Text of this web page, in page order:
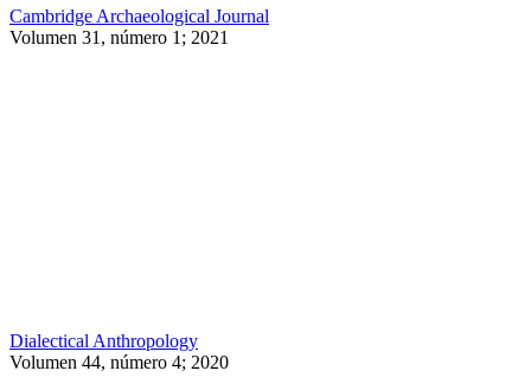
Cambridge Archaeological Journal
Volumen 31, número 1; 2021
Dialectical Anthropology
Volumen 44, número 4; 2020